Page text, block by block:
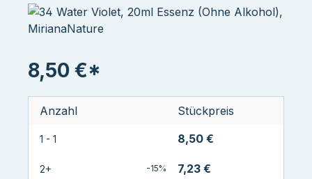
8,50 €*
Anzahl Stückpreis
1 - 1 8,50 €
2+ -15% 7,23 €